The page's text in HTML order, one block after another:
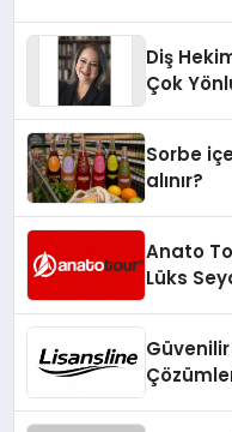
Diş
Çok
Sorbe
alınır?
Anato
Lüks
Güvenilir